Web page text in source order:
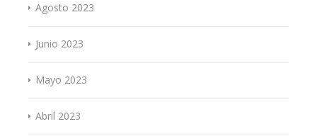
Agosto 2023
Junio 2023
Mayo 2023
Abril 2023